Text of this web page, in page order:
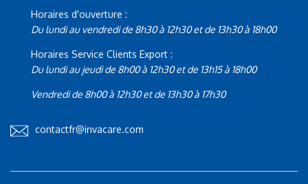
Horaires d'ouverture :
Du lundi au vendredi de 8h30 à 12h30 et de 13h30 à 18h00
Horaires Service Clients Export :
Du lundi au jeudi de 8h00 à 12h30 et de 13h15 à 18h00
Vendredi de 8h00 à 12h30 et de 13h30 à 17h30
contactfr@invacare.com